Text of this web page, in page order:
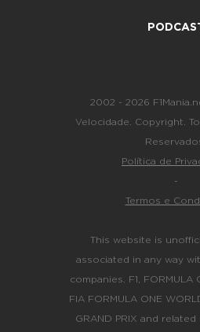
2002 - 2026
Velocidade. Copyright.
Política de
-
Termos e
This website is
associated in any way
companies. F1, FORMULA
FIA FORMULA ONE
GRAND PRIX and